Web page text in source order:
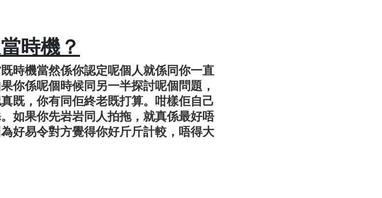
時機？
時機當然係你認定呢個人就係同你一直
你係呢個時候同另一半探討呢個問題，
既，你有同佢終老既打算。咁樣佢自己
如果你先岩岩同人拍拖，就真係最好唔
好易令對方覺得你好斤斤計較，唔得大